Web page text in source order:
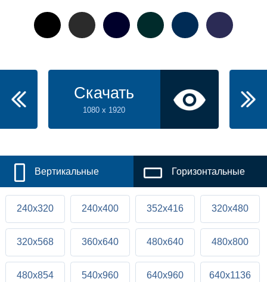
Скачать
1080 x 1920
Вертикальные Горизонтальные
240x320 240x400 352x416 320x480
320x568 360x640 480x640 480x800
480x854 540x960 640x960 640x1136